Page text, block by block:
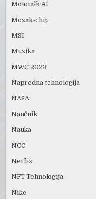
Mototalk AI
Mozak-chip
MSI
Muzika
MWC 2023
Napredna tehnologija
NASA
Naučnik
Nauka
NCC
Netflix
NFT Tehnologija
Nike